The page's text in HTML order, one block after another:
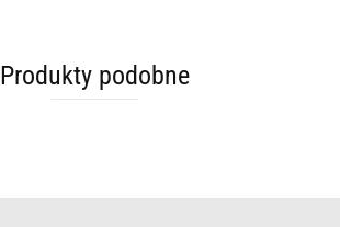
Produkty podobne